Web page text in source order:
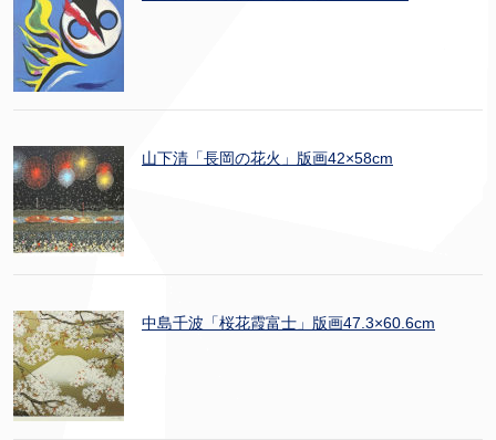
山下清「長岡の花火」版画42×58cm
中島千波「桜花霞富士」版画47.3×60.6cm